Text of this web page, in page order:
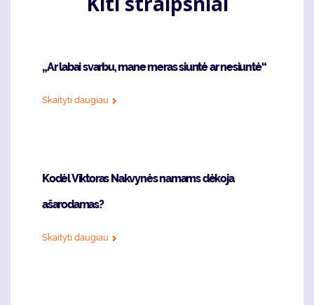
„Ar labai svarbu, mane meras siuntė ar nesiuntė“
Skaityti daugiau
Kodėl Viktoras Nakvynės namams dėkoja
ašarodamas?
Skaityti daugiau